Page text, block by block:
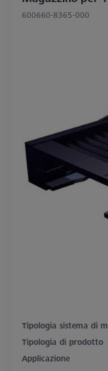
600660-8365-000
Tipologia sistema di
Tipologia di prodotto
Applicazione